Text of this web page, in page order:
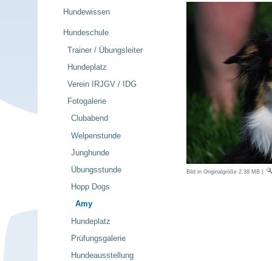
Bild in Originalgröße 2.38 MB|
Hundewissen
Hundeschule
Trainer / Übungsleiter
Hundeplatz
Verein IRJGV / IDG
Fotogalerie
Clubabend
Welpenstunde
Junghunde
Übungsstunde
Hopp Dogs
Amy
Hundeplatz
Prüfungsgalerie
Hundeausstellung